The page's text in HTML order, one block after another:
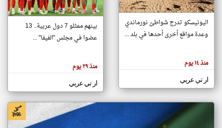
تغيير الدولة
اخبار جزر القمر على مدار الساعة
أهم اخبار جزر القمر العاجلة والمباشرة
هنا عن
وجهة
كاتبيها.
اليونيسكو تدرج شواطئ نورماندي
وعدة مواقع أخرى أحدها في بلد ...
منذ ١٤ يوم
ار تي عربي
بينهم ممثلو 7 دول عربية.. 13
عضوا في مجلس "الفيفا" ...
منذ ٢٩ يوم
ار تي عربي
klyoum.com